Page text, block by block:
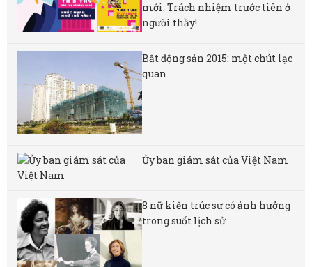
mới: Trách nhiệm trước tiên ở
người thầy!
Bất động sản 2015: một chút lạc
quan
Ủy ban giám sát của Việt Nam
8 nữ kiến ​​trúc sư có ảnh hưởng
trong suốt lịch sử